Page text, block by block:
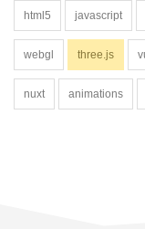
html5 javascript
webgl three.js
nuxt animations